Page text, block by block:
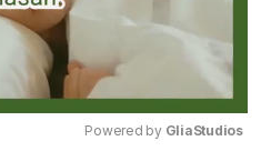
Powered by GliaStudios